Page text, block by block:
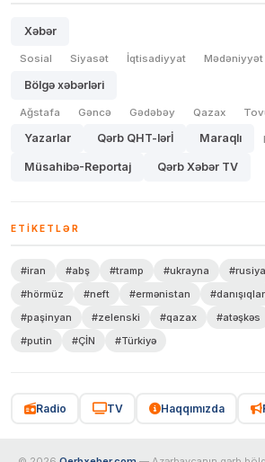
Xəbər
Sosial Siyasət İqtisadiyyat Mədəniyyət
Bölgə xəbərləri
Ağstafa Gəncə Gədəbəy Qazax
Yazarlar Qərb QHT-lərİ Maraqlı
Müsahibə-Reportaj Qərb Xəbər TV
ETIKETLƏR
#iran #abş #tramp #ukrayna #rusiya
#hörmüz
#neft #ermənistan #danışıqlar
#paşinyan
#zelenski #qazax #atəşkəs
#putin
#ÇİN #Türkiyə
Radio TV Haqqımızda